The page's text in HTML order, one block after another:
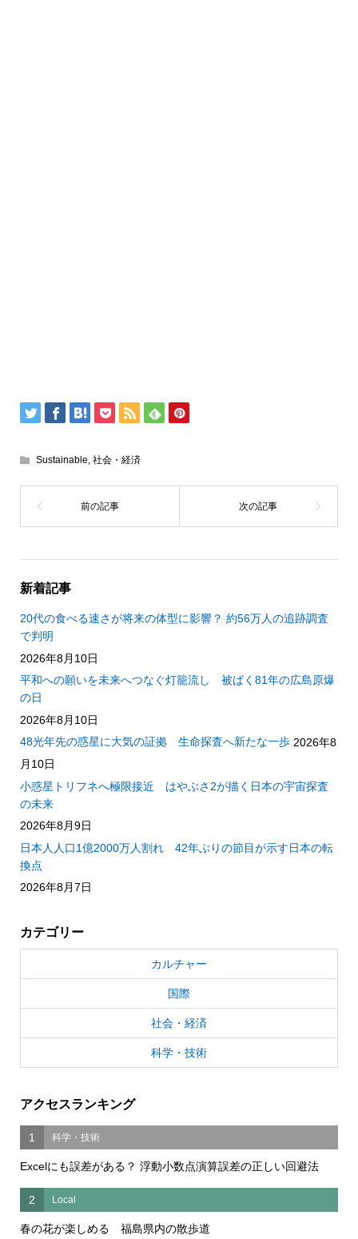
Sustainable, 社会・経済
新着記事
20代の食べる速さが将来の体型に影響？ 約56万人の追跡調査
で判明
2026年8月10日
平和への願いを未来へつなぐ灯籠流し 被ばく81年の広島原爆
の日
2026年8月10日
48光年先の惑星に大気の証拠 生命探査へ新たな一歩 2026年8
月10日
小惑星トリフネへ極限接近 はやぶさ2が描く日本の宇宙探査
の未来
2026年8月9日
日本人人口1億2000万人割れ 42年ぶりの節目が示す日本の転
換点
2026年8月7日
カテゴリー
カルチャー
国際
社会・経済
科学・技術
アクセスランキング
1 科学・技術
Excelにも誤差がある？ 浮動小数点演算誤差の正しい回避法
2 Local
春の花が楽しめる 福島県内の散歩道